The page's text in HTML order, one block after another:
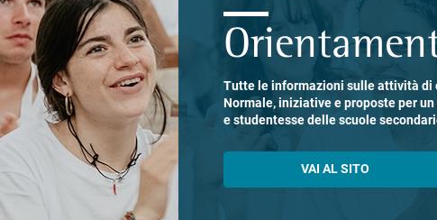
Tutte le informazioni sulle attività di
Normale, iniziative e proposte per
e studentesse delle scuole
VAI AL SITO